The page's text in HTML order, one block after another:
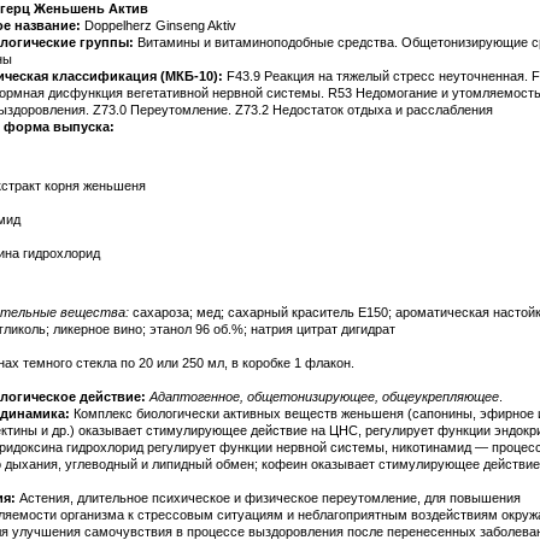
Женьшень Актив
название: Doppelherz Ginseng Aktiv
группы: Витамины и витаминоподобные средства. Общетонизирующие
классификация (МКБ-10): F43.9 Реакция на тяжелый стресс неуточненная.
дисфункция вегетативной нервной системы. R53 Недомогание и
Z73.0 Переутомление. Z73.2 Недостаток отдыха и расслабления
форма выпуска:
корня женьшеня
гидрохлорид
вещества: сахароза; мед; сахарный краситель E150; ароматическая
ликерное вино; этанол 96 об.%; натрия цитрат дигидрат
темного стекла по 20 или 250 мл, в коробке 1 флакон.
действие: Адаптогенное, общетонизирующее, общеукрепляющее
Комплекс биологически активных веществ женьшеня (сапонины, эфирное
и др.) оказывает стимулирующее действие на ЦНС, регулирует функции
гидрохлорид регулирует функции нервной системы, никотинамид —
дыхания, углеводный и липидный обмен; кофеин оказывает стимулирующее
Астения, длительное психическое и физическое переутомление, для повышения
организма к стрессовым ситуациям и неблагоприятным воздействиям
улучшения самочувствия в процессе выздоровления после перенесенных